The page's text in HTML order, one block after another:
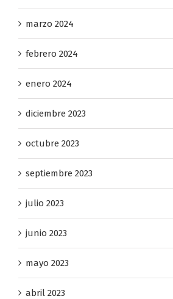
marzo 2024
febrero 2024
enero 2024
diciembre 2023
octubre 2023
septiembre 2023
julio 2023
junio 2023
mayo 2023
abril 2023